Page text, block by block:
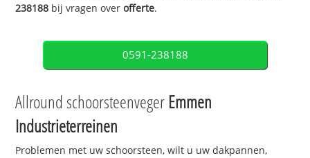
238188 bij vragen overofferte.
0591-238188
Allround schoorsteenveger Emmen
Industrieterreinen
Problemen met uw schoorsteen, wilt u uw dakpannen,